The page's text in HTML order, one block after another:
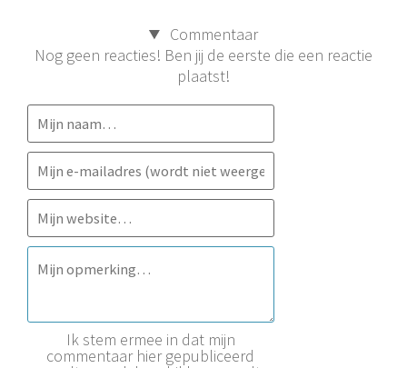
Commentaar
Nog geen reacties! Ben jij de eerste die een reactie
plaatst!
Ik stem ermee in dat mijn
commentaar hier gepubliceerd